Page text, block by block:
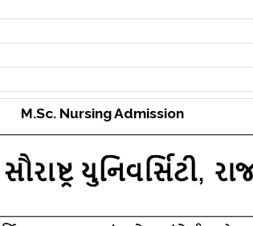
M.Sc. Nursing Admission